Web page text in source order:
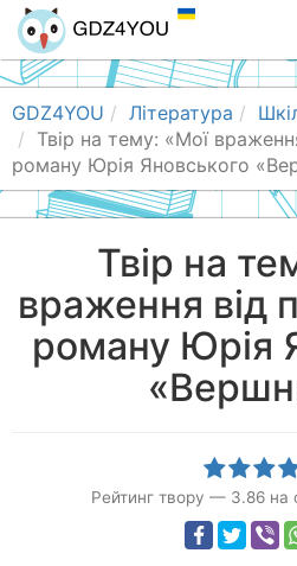
GDZ4YOU Література
Твір на тему: «Мої
роману Юрія Яновського
Твір на
враження від
роману Юрія
Рейтинг твору — 3.86 на